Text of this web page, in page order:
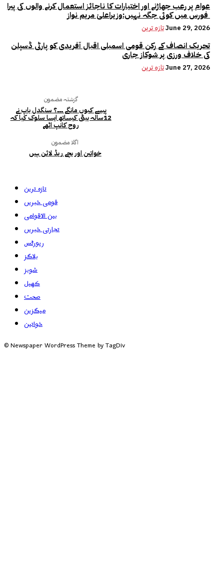
عوام پر رعب جھاڑنے اور اختیارات کا ناجائز استعمال کرنے والوں کی پیرا
فورس میں کوئی جگہ نہیں:وزیراعلیٰ مریم نواز
تازہ ترینJune 29, 2026
تحریک انصاف کے رکن قومی اسمبلی اقبال آفریدی کو پارٹی ڈسپلن
کی خلاف ورزی پر شوکاز جاری
تازہ ترینJune 27, 2026
گزشتہ مضمون
پیسے کیوں مانگے ۔۔۔؟ سنگدل باپ نے
12سالہ بیٹی کیساتھ ایسا سلوک کیا کہ
روح کانپ اٹھے
اگلا مضمون
خواتین اور بچے ریڈ لائن ہیں
تازہ ترین
قومی خبریں
بین الاقوامی
تجارتی خبریں
رپورٹس
بلاگز
شوبز
کھیل
صحت
میگزین
خواتین
© Newspaper WordPress Theme by TagDiv